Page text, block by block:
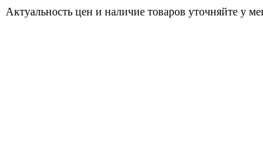
Актуальность цен и наличие товаров уточняйте у